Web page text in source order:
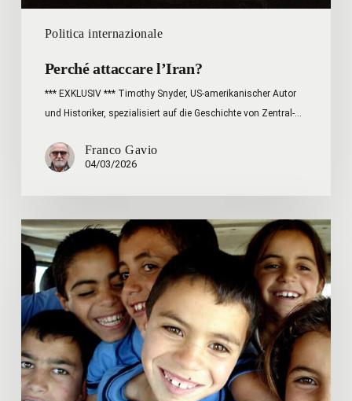
Politica internazionale
Perché attaccare l’Iran?
*** EXKLUSIV *** Timothy Snyder, US-amerikanischer Autor
und Historiker, spezialisiert auf die Geschichte von Zentral-…
Franco Gavio
04/03/2026
“Storpi,
poveretti,
ridotti
male”:
quando
il
distacco
morale
si